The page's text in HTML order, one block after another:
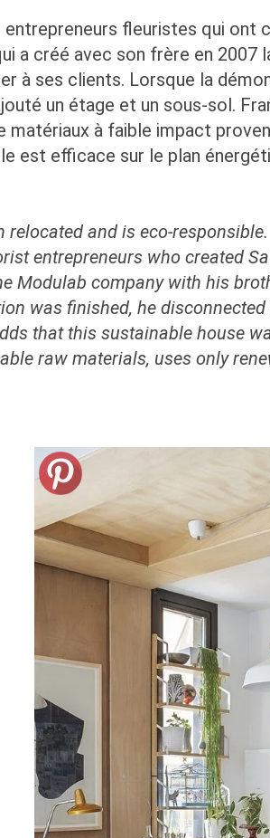
entrepreneurs fleuristes qui ont
a créé avec son frère en 2007
à ses clients. Lorsque la
un étage et un sous-sol.
à faible impact
est efficace sur le plan
and is eco-responsible.
entrepreneurs who created
Modulab company with his
was finished, he
that this sustainable house
raw materials, uses only